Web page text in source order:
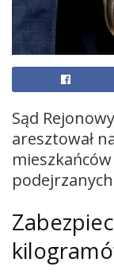
Sąd
aresztował